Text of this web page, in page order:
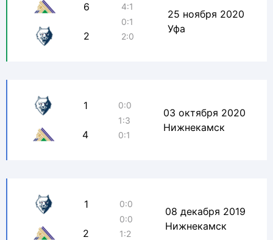
6
2
4:1
0:1
2:0
25 ноября 2020
Уфа
1
4
0:0
1:3
0:1
03 октября 2020
Нижнекамск
1
2
0:0
0:0
1:2
08 декабря 2019
Нижнекамск